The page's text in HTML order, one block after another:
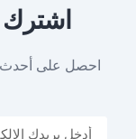
اشترك
احصل على أحدث